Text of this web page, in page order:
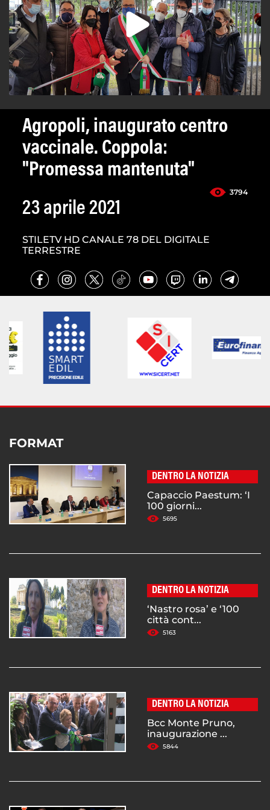
Agropoli, inaugurato centro
vaccinale. Coppola:
"Promessa mantenuta"
3794
23 aprile 2021
STILETV HD CANALE 78 DEL DIGITALE
TERRESTRE
FORMAT
DENTRO LA NOTIZIA
Capaccio Paestum: ‘I
100 giorni...
5695
DENTRO LA NOTIZIA
‘Nastro rosa’ e ‘100
città cont...
5163
DENTRO LA NOTIZIA
Bcc Monte Pruno,
inaugurazione ...
5844